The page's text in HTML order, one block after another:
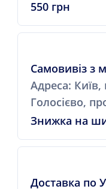
550 грн
Самовивіз з
Адреса: Київ,
Голосієво,
Знижка на
Доставка по